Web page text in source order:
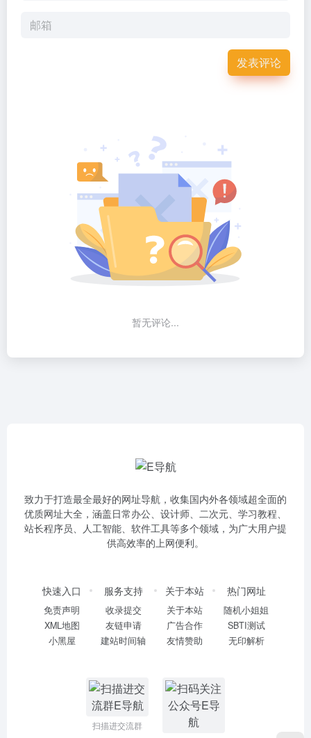
发表评论
暂无评论...
致力于打造最全最好的网址导航，收集国内外各领域超全面的
优质网址大全，涵盖日常办公、设计师、二次元、学习教程、
站长程序员、人工智能、软件工具等多个领域，为广大用户提
供高效率的上网便利。
快速入口
免责声明
XML地图
小黑屋
服务支持
收录提交
友链申请
建站时间轴
关于本站
关于本站
广告合作
友情赞助
热门网址
随机小姐姐
SBTI测试
无印解析
扫描进交流群